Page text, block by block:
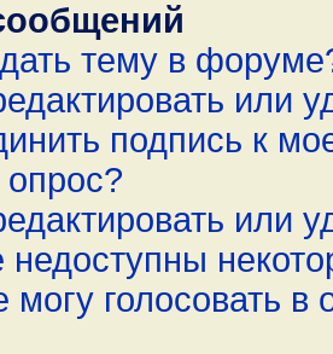
тему в
или
подпись к
опрос?
или
недоступны
голосовать в